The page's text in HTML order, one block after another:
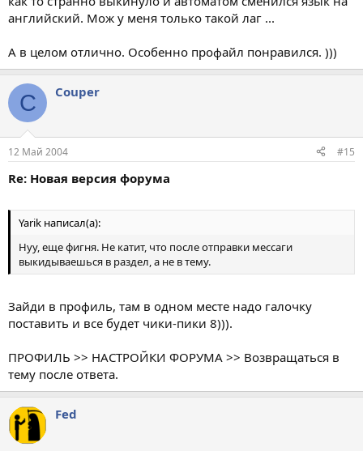
английский. Мож у меня только такой лаг ...
А в целом отлично. Особенно профайл понравился. )))
C Couper
12 Май 2004 #15
Re: Новая версия форума
Yarik написал(а):
Нуу, еще фигня. Не катит, что после отправки мессаги
выкидываешься в раздел, а не в тему.
Зайди в профиль, там в одном месте надо галочку
поставить и все будет чики-пики 8))).
ПРОФИЛЬ >> НАСТРОЙКИ ФОРУМА >> Возвращаться в
тему после ответа.
Fed